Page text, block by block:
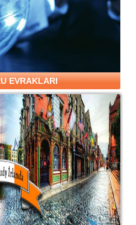
EVRAKLARI